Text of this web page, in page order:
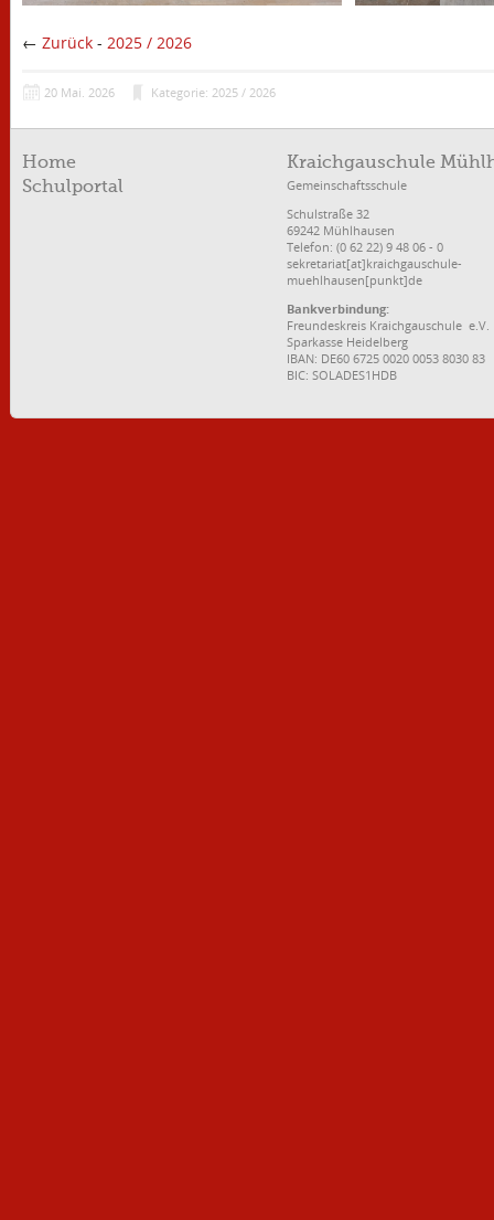
← Zurück - 2025 / 2026
20 Mai. 2026 Kategorie: 2025 / 2026
Home
Schulportal
Kraichgauschule
Gemeinschaftsschule
Schulstraße 32
69242 Mühlhausen
Telefon: (0 62 22) 9 48 06 - 0
sekretariat[at]kraichgauschule-
muehlhausen[punkt]de
Bankverbindung:
Freundeskreis Kraichgauschule e.V.
Sparkasse Heidelberg
IBAN: DE60 6725 0020 0053 8030 83
BIC: SOLADES1HDB